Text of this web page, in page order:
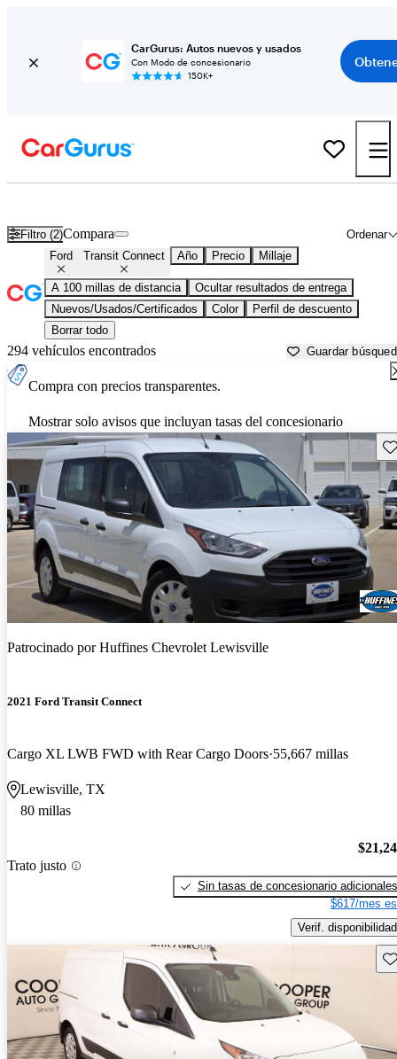
CarGurus: Autos nuevos y usados
Con Modo de concesionario
150K+
Filtro (2) Ordenar
Compara
Ford Transit Connect Año Precio Millaje
A 100 millas de distancia
Ocultar resultados de entrega
Nuevos/Usados/Certificados
Color
Perfil de descuento
Borrar todo
294 vehículos encontrados Guardar
Compra con precios transparentes.
Mostrar solo avisos que incluyan tasas del concesionario
Patrocinado porHuffines Chevrolet Lewisville
2021 Ford Transit Connect
Cargo XL LWB FWD with Rear Cargo Doors 55,667 millas
Lewisville, TX
80 millas
Trato justo
Sin tasas de concesionario adicionales
$617/mes
Verif. disponibilidad